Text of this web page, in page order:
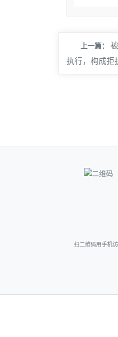
上一篇：
执行，构成拒
扫二维码用手机